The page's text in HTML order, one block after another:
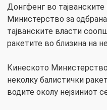
Донгфенг во
Министерство за
тајванските власти
ракетите во близина на
Кинеското
неколку балистички
водите околу нејзиниот